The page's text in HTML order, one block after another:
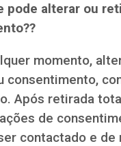
pode alterar ou
momento,
consentimento,
Após retirada
de
contactado e de